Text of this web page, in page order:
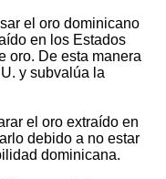
el oro dominicano
en los Estados
oro. De esta manera
y subvalúa la
el oro extraído en
debido a no estar
dominicana.